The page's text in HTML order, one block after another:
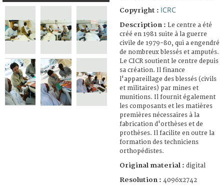
Copyright : ICRC
Description : Le centre a été
créé en 1981 suite à la guerre
civile de 1979-80, qui a engendré
de nombreux blessés et amputés.
Le CICR soutient le centre depuis
sa création. Il finance
l'appareillage des blessés (civils
et militaires) par mines et
munitions. Il fournit également
les composants et les matières
premières nécessaires à la
fabrication d'orthèses et de
prothèses. Il facilite en outre la
formation des techniciens
orthopédistes.
Original material : digital
Resolution : 4096x2742